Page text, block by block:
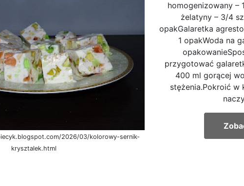
2026/03/kolorowy-sernik-
krysztalek.html
homogenizowany –
żelatyny – 3/4
opakGalaretka
1 opakWoda na
przygotować
400 ml gorącej
stężenia.Pokroić w